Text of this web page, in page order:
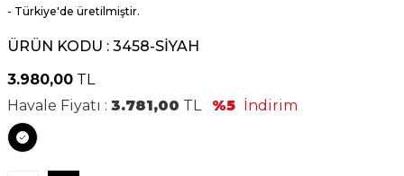
- Türkiye'de üretilmiştir.
ÜRÜN KODU : 3458-SİYAH
3.980,00 TL
Havale Fiyatı : 3.781,00 TL %5 İndirim